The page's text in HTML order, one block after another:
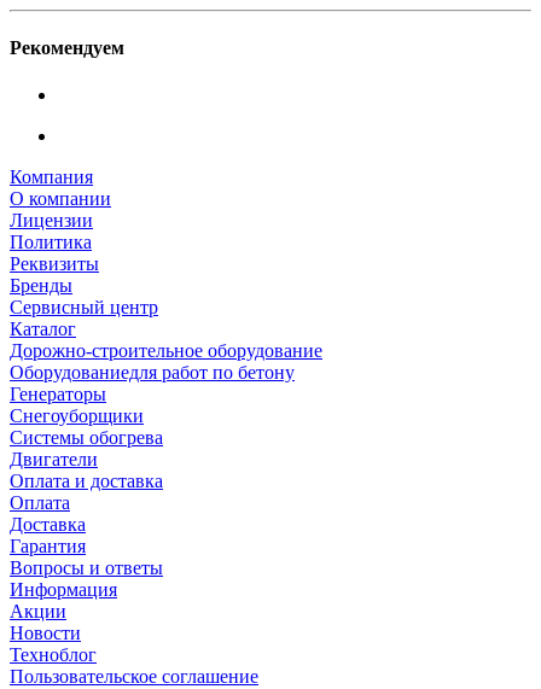
Рекомендуем
Компания
О компании
Лицензии
Политика
Реквизиты
Бренды
Сервисный центр
Каталог
Дорожно-строительное оборудование
Оборудованиедля работ по бетону
Генераторы
Снегоуборщики
Системы обогрева
Двигатели
Оплата и доставка
Оплата
Доставка
Гарантия
Вопросы и ответы
Информация
Акции
Новости
Техноблог
Пользовательское соглашение